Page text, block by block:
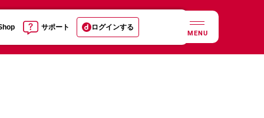
サポート ログインする
MENU